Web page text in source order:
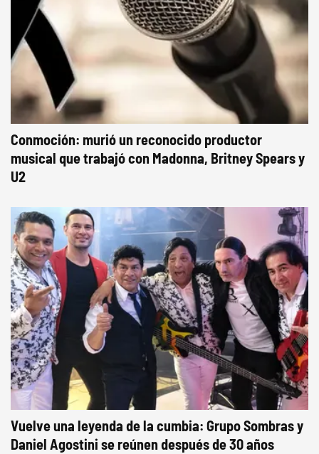
Conmoción: murió un reconocido productor
musical que trabajó con Madonna, Britney Spears y
U2
Vuelve una leyenda de la cumbia: Grupo Sombras y
Daniel Agostini se reúnen después de 30 años